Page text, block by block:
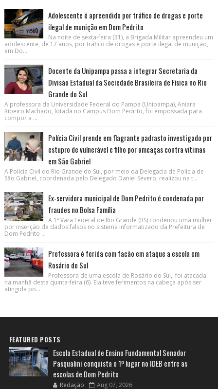
Adolescente é apreendido por tráfico de drogas e porte
ilegal de munição em Dom Pedrito
Na noite de sexta-feira (31), a Brigada Militar apreendeu um
adolescente, de 17 anos, por tráfico de drogas e porte ilegal de munição,
em Do...
Docente da Unipampa passa a integrar Secretaria da
Divisão Estadual da Sociedade Brasileira de Física no Rio
Grande do Sul
A professora da Universidade Federal do Pampa (Unipampa), Aniara
Ribeiro Machado, lotada no Campus Dom Pedrito, foi empossada para
compor a ...
Polícia Civil prende em flagrante padrasto investigado por
estupro de vulnerável e filho por ameaças contra vítimas
em São Gabriel
A Polícia Civil do Rio Grande do Sul, por meio da Delegacia de Polícia de
São Gabriel, coordenada pelo Delegado Daniel Severo, realizou na t...
Ex-servidora municipal de Dom Pedrito é condenada por
fraudes no Bolsa Família
A 1ª Vara Federal de Rio Grande (RS) condenou uma mulher
por inserção de dados falsos no sistema informatizado da Prefeitura de
Dom Pedrito ...
Professora é ferida com facão em ataque a escola em
Rosário do Sul
Professora de uma escola de Rosário do Sul, foi atacada
na manhã desta quinta-feira (6). Ela teve ferimentos na cabeça após ser
atingida po...
FEATURED POSTS
Escola Estadual de Ensino Fundamental Senador
Pasqualini conquista o 1º lugar no IDEB entre as
escolas de Dom Pedrito
Redação Aug 07, 2026